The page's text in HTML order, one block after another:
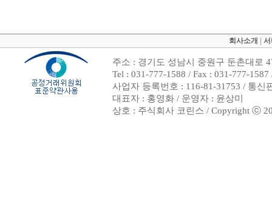
회사소개
주소 : 경기도 성남시 중원구 둔촌대로
Tel : 031-777-1588 / Fax : 031-777-
사업자 등록번호 : 116-81-31753 / 통신
대표자 : 홍영화 / 운영자 : 윤상미
상호 : 주식회사 코린스 / Copyright ⓒ